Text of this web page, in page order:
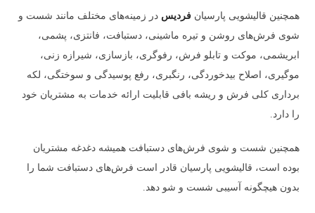
همچنین قالیشویی پارسیانفردیس در زمینه‌های مختلف مانند شست و
شوی فرش‌های روشن و تیره ماشینی، دستبافت، فانتزی، پشمی،
ابریشمی، موکت و تابلو فرش، رفوگری، بازسازی، شیرازه زنی،
موگیری، اصلاح بیدخوردگی، رنگبری، رفع پوسیدگی و سوختگی، لکه
برداری کلی فرش و ریشه بافی قابلیت ارائه خدمات به مشتریان خود
را دارد.
همچنین شست و شوی فرش‌های دستبافت همیشه دغدغه مشتریان
بوده است، قالیشویی پارسیان قادر است فرش‌های دستبافت شما را
بدون هیچگونه آسیبی شست و شو ‌دهد.